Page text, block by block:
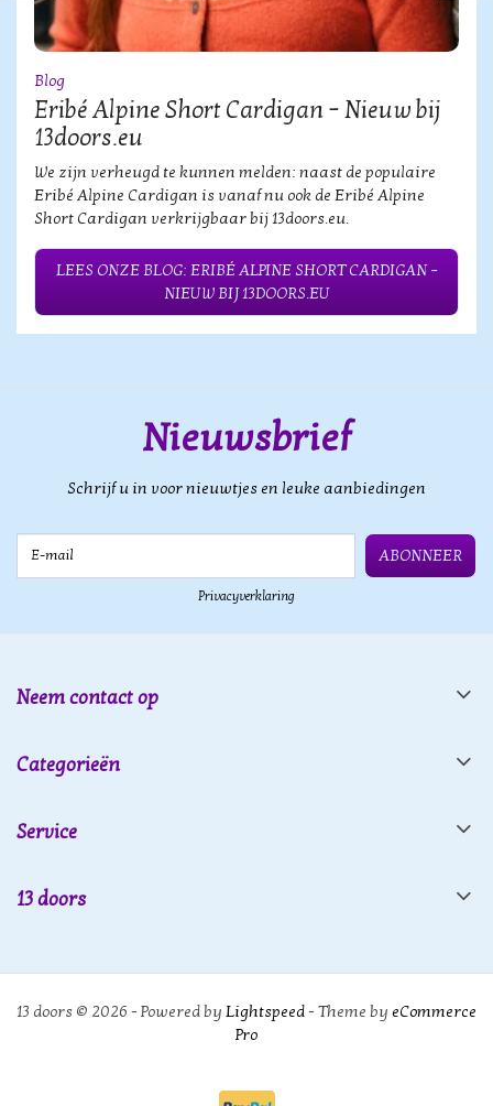
Blog
Eribé Alpine Short Cardigan – Nieuw bij
13doors.eu
We zijn verheugd te kunnen melden: naast de populaire
Eribé Alpine Cardigan is vanaf nu ook de Eribé Alpine
Short Cardigan verkrijgbaar bij 13doors.eu.
LEES ONZE BLOG: ERIBÉ ALPINE SHORT CARDIGAN –
NIEUW BIJ 13DOORS.EU
Nieuwsbrief
Schrijf u in voor nieuwtjes en leuke aanbiedingen
ABONNEER
Privacyverklaring
Neem contact op
Categorieën
Service
13 doors
13 doors © 2026 - Powered by Lightspeed- Theme by eCommerce
Pro